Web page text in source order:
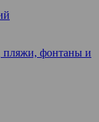
пляжи, фонтаны и